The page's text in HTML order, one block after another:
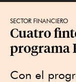
SECTOR FINANCIERO
Cuatro
programa
Con el